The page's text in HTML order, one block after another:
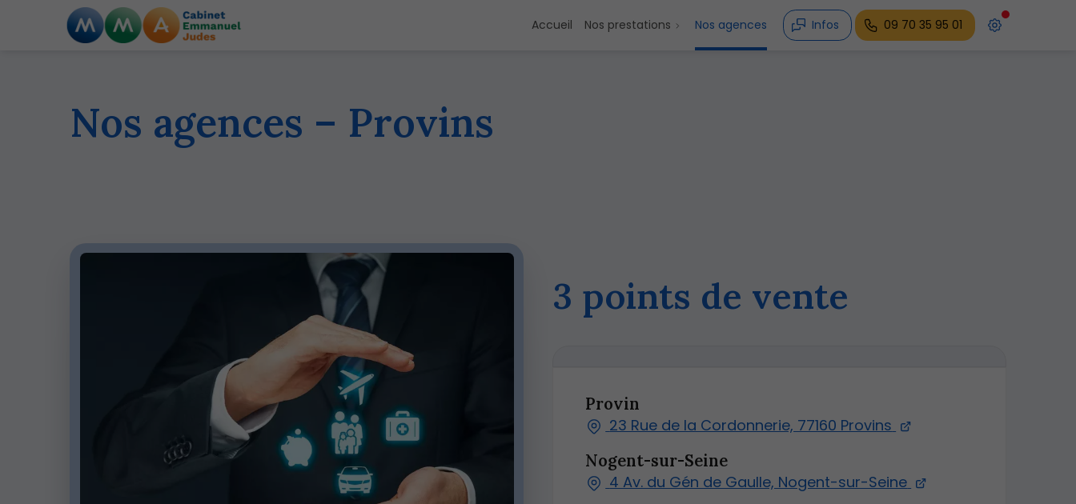
Accueil Nos prestations Nos agences Infos 09 70 35 95 01
Nos agences – Provins
3 points de vente
Provin
23 Rue de la Cordonnerie, 77160 Provins
Nogent-sur-Seine
4 Av. du Gén de Gaulle, Nogent-sur-Seine